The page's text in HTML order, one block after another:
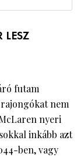
futam
nem
nyeri
inkább azt
ben, vagy